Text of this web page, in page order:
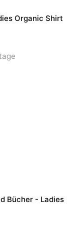
Organic Shirt
Bücher - Ladies